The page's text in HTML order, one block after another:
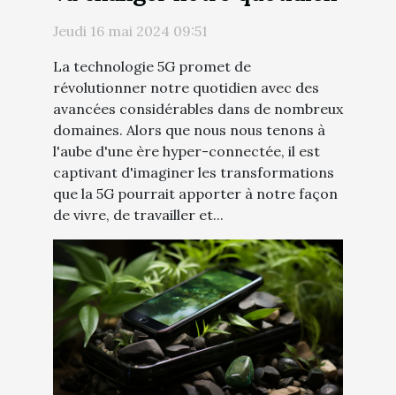
Jeudi 16 mai 2024 09:51
La technologie 5G promet de
révolutionner notre quotidien avec des
avancées considérables dans de nombreux
domaines. Alors que nous nous tenons à
l'aube d'une ère hyper-connectée, il est
captivant d'imaginer les transformations
que la 5G pourrait apporter à notre façon
de vivre, de travailler et...